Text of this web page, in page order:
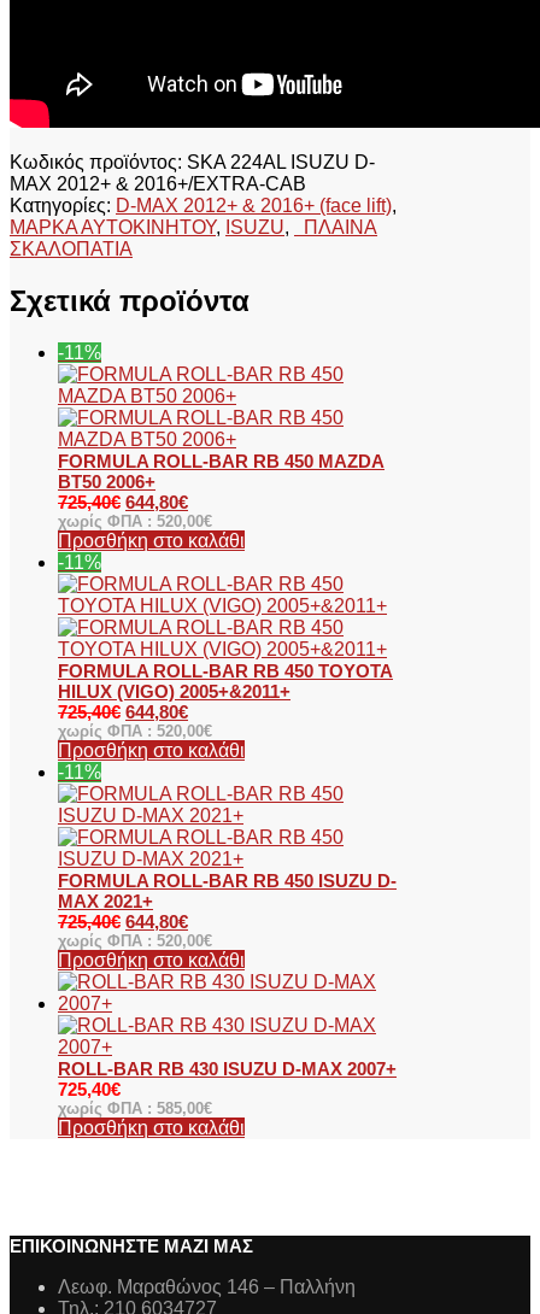
Κωδικός προϊόντος: SKA 224AL ISUZU D-
MAX 2012+ & 2016+/EXTRA-CAB
Κατηγορίες: D-MAX 2012+ & 2016+ (face lift),
ΜΑΡΚΑ ΑΥΤΟΚΙΝΗΤΟΥ, ISUZU,
ΠΛΑΙΝΑ
ΣΚΑΛΟΠΑΤΙΑ
Σχετικά προϊόντα
-11%
FORMULA ROLL-BAR RB 450 MAZDA
BT50 2006+
725,40€ 644,80€
χωρίς ΦΠΑ : 520,00€
Προσθήκη στο καλάθι
-11%
FORMULA ROLL-BAR RB 450 TOYOTA
HILUX (VIGO) 2005+&2011+
725,40€ 644,80€
χωρίς ΦΠΑ : 520,00€
Προσθήκη στο καλάθι
-11%
FORMULA ROLL-BAR RB 450 ISUZU D-
MAX 2021+
725,40€ 644,80€
χωρίς ΦΠΑ : 520,00€
Προσθήκη στο καλάθι
ROLL-BAR RB 430 ISUZU D-MAX 2007+
725,40€
χωρίς ΦΠΑ : 585,00€
Προσθήκη στο καλάθι
ΕΠΙΚΟΙΝΩΝΗΣΤΕ ΜΑΖΙ ΜΑΣ
Λεωφ. Μαραθώνος 146 – Παλλήνη
Τηλ.: 210 6034727